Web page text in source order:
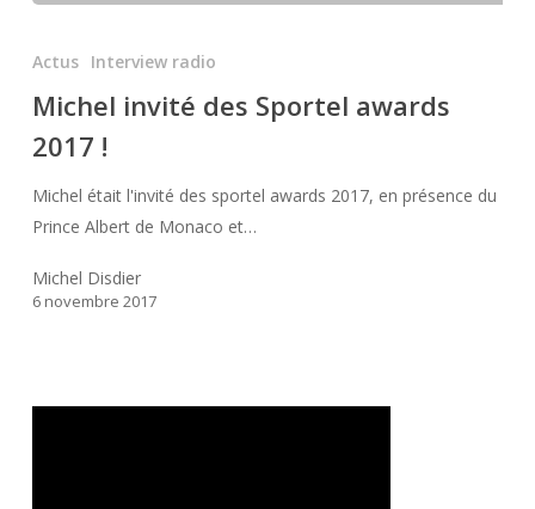
Sportel
awards
!
Actus Interview radio
Michel invité des Sportel awards
2017 !
Michel était l'invité des sportel awards 2017, en présence du
Prince Albert de Monaco et…
Michel Disdier
6 novembre 2017